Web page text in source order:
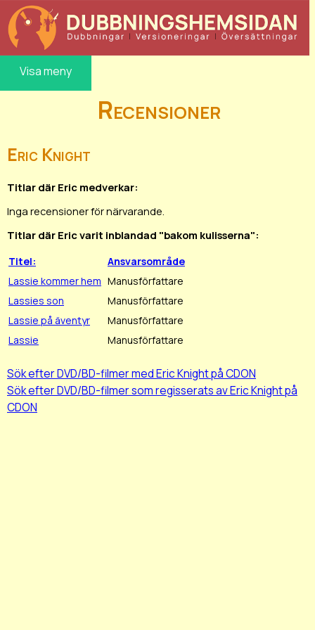
Visa meny
Recensioner
Eric Knight
Titlar där Eric medverkar:
Inga recensioner för närvarande.
Titlar där Eric varit inblandad "bakom kulisserna":
Titel:
Ansvarsområde
Lassie kommer hem Manusförfattare
Lassies son
Manusförfattare
Lassie på äventyr
Manusförfattare
Lassie
Manusförfattare
Sök efter DVD/BD-filmer med Eric Knight på CDON
Sök efter DVD/BD-filmer som regisserats av Eric Knight på
CDON